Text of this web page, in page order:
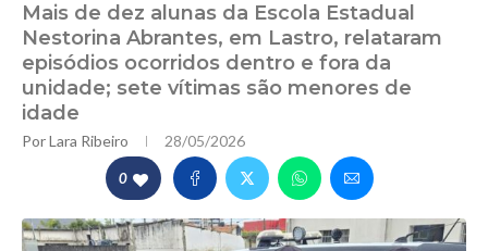
Mais de dez alunas da Escola Estadual
Nestorina Abrantes, em Lastro, relataram
episódios ocorridos dentro e fora da
unidade; sete vítimas são menores de
idade
PorLara Ribeiro 28/05/2026
0